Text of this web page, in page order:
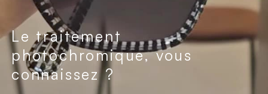
Le traitement
photochromique, vous
connaissez ?